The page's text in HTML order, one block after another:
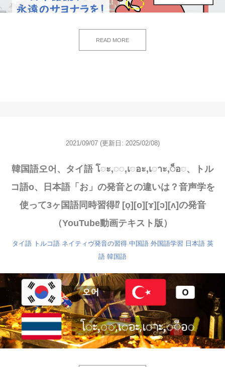
READ MORE
2021/09/07 (更新日: 2025/02/08)
韓国語오어、タイ語 โ◌ะ,◌◌,เ◌อะ,เ◌าะ,◌็อ◌、トル
コ語o、日本語「お」の発音との違いは？音声学を
使って3ヶ国語同時習得⁉ [o̞][o][ɤ][ɔ][ʌ]の発音
（YouTube動画テキスト版）
タイ語 トルコ語 ネイティヴ発音の習得 中国語 外国語学習 日本語 英
語 韓国語